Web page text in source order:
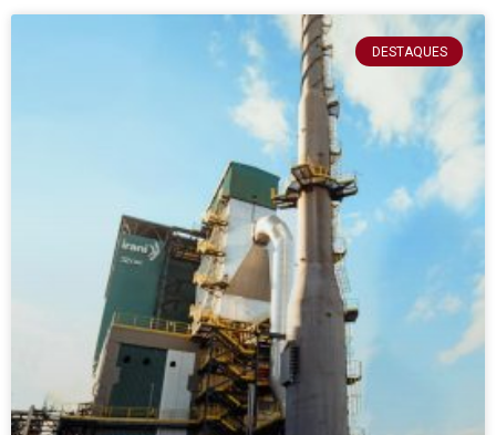
DESTAQUES